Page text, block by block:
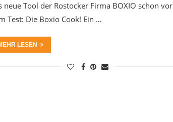
neue Tool der Rostocker Firma BOXIO schon vor
Test: Die Boxio Cook! Ein …
LESEN